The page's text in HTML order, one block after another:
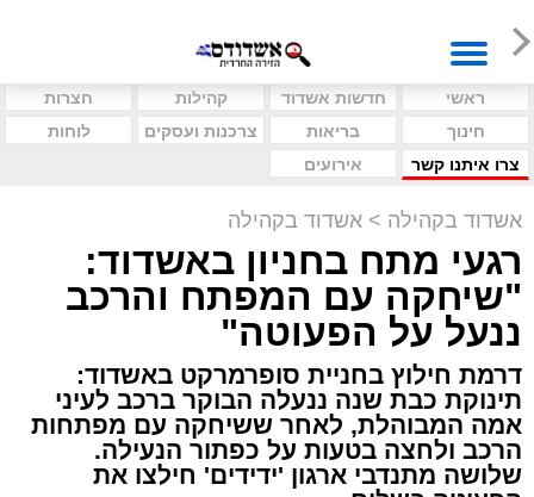
ראשי חדשות אשדוד קהילות
חצרות
חינוך
בריאות צרכנות ועסקים
לוחות
צרו איתנו קשר
אירועים
אשדוד בקהילה > אשדוד בקהילה
רגעי מתח בחניון באשדוד:
"שיחקה עם המפתח והרכב
ננעל על הפעוטה"
דרמת חילוץ בחניית סופרמרקט באשדוד:
תינוקת כבת שנה ננעלה הבוקר ברכב לעיני
אמה המבוהלת, לאחר ששיחקה עם מפתחות
הרכב ולחצה בטעות על כפתור הנעילה.
שלושה מתנדבי ארגון 'ידידים' חילצו את